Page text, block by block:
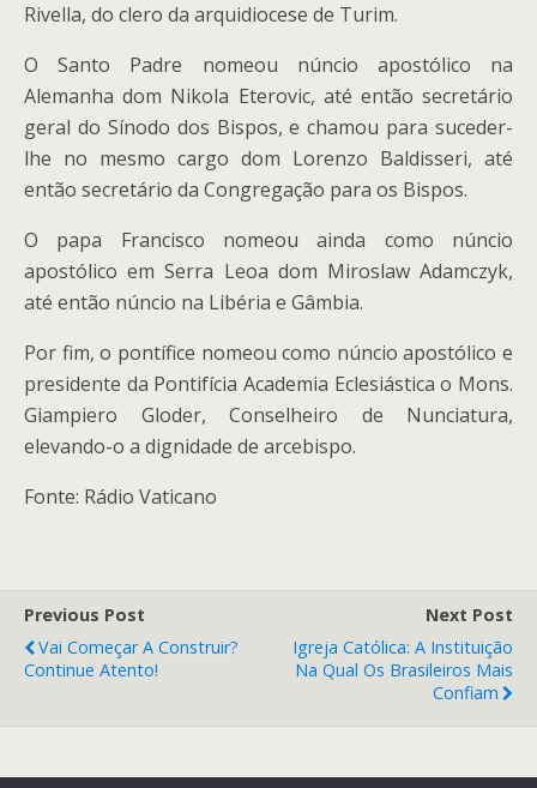
Rivella, do clero da arquidiocese de Turim.
O Santo Padre nomeou núncio apostólico na
Alemanha dom Nikola Eterovic, até então secretário
geral do Sínodo dos Bispos, e chamou para suceder-
lhe no mesmo cargo dom Lorenzo Baldisseri, até
então secretário da Congregação para os Bispos.
O papa Francisco nomeou ainda como núncio
apostólico em Serra Leoa dom Miroslaw Adamczyk,
até então núncio na Libéria e Gâmbia.
Por fim, o pontífice nomeou como núncio apostólico e
presidente da Pontifícia Academia Eclesiástica o Mons.
Giampiero Gloder, Conselheiro de Nunciatura,
elevando-o a dignidade de arcebispo.
Fonte: Rádio Vaticano
Previous Post
Vai Começar A Construir?
Continue Atento!
Next Post
Igreja Católica: A Instituição
Na Qual Os Brasileiros Mais
Confiam